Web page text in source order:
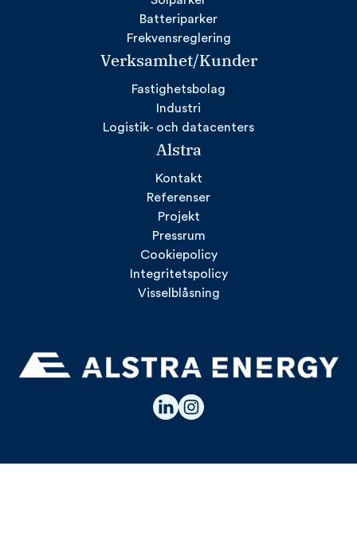
Batteriparker
Frekvensreglering
Verksamhet/Kunder
Fastighetsbolag
Industri
Logistik- och datacenters
Alstra
Kontakt
Referenser
Projekt
Pressrum
Cookiepolicy
Integritetspolicy
Visselblåsning